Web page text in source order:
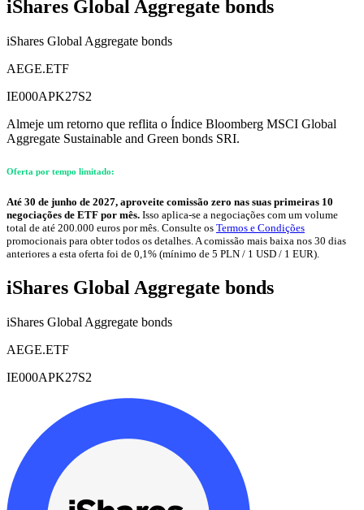
iShares Global Aggregate bonds
iShares Global Aggregate bonds
AEGE.ETF
IE000APK27S2
Almeje um retorno que reflita o Índice Bloomberg MSCI Global
Aggregate Sustainable and Green bonds SRI.
Oferta por tempo limitado:
Até 30 de junho de 2027, aproveite comissão zero nas suas primeiras 10
negociações de ETF por mês. Isso aplica-se a negociações com um volume
total de até 200.000 euros por mês. Consulte os Termos e Condições
promocionais para obter todos os detalhes. A comissão mais baixa nos 30 dias
anteriores a esta oferta foi de 0,1% (mínimo de 5 PLN / 1 USD / 1 EUR).
iShares Global Aggregate bonds
iShares Global Aggregate bonds
AEGE.ETF
IE000APK27S2